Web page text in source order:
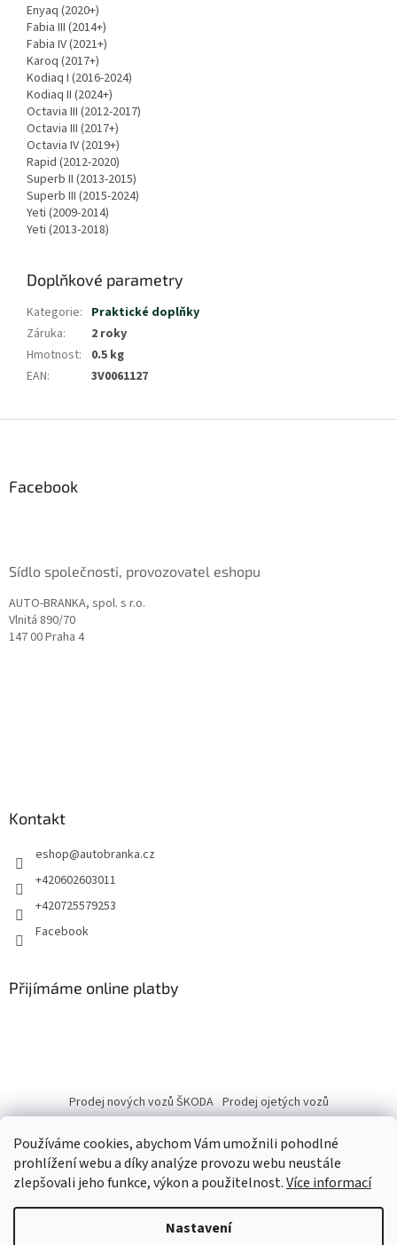
Používáme cookies, abychom Vám umožnili pohodlné
prohlížení webu a díky analýze provozu webu neustále
zlepšovali jeho funkce, výkon a použitelnost.Více informací
Nastavení
Enyaq (2020+)
Fabia III (2014+)
Fabia IV (2021+)
Karoq (2017+)
Kodiaq I (2016-2024)
Kodiaq II (2024+)
Octavia III (2012-2017)
Octavia III (2017+)
Octavia IV (2019+)
Rapid (2012-2020)
Superb II (2013-2015)
Superb III (2015-2024)
Yeti (2009-2014)
Yeti (2013-2018)
Doplňkové parametry
Kategorie: Praktické doplňky
Záruka:
2 roky
Hmotnost:
0.5 kg
EAN: 3V0061127
Facebook
Sídlo společnosti, provozovatel eshopu
AUTO-BRANKA, spol. s r.o.
Vlnitá 890/70
147 00 Praha 4
Kontakt
eshop@autobranka.cz
+420602603011
+420725579253
Facebook
Přijímáme online platby
Prodej nových vozů ŠKODA Prodej ojetých vozů